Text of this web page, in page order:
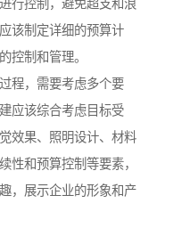
行控制，避免超支和浪
该制定详细的预算计
控制和管理。
程，需要考虑多个要
应该综合考虑目标受
效果、照明设计、材料
性和预算控制等要素，
，展示企业的形象和产